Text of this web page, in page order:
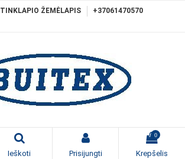
TINKLAPIO ŽEMĖLAPIS
+37061470570
Ieškoti Prisijungti
0
Krepšelis